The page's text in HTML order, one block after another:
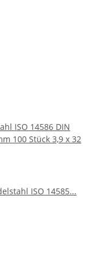
ISO 14586 DIN
100 Stück 3,9 x 32